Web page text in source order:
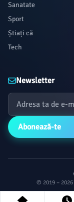
Sanatate
Sport
Știați că
Tech
Newsletter
Abonează-te
© 2019 – 2026